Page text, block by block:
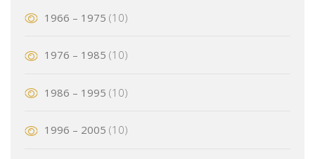
1966 – 1975 (10)
1976 – 1985 (10)
1986 – 1995 (10)
1996 – 2005 (10)